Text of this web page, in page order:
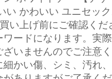
い かわいい ユニセッ
い上げ前にご確認く
ワードになります。実
ざいませんのでご注意
細かい傷、シミ、汚れ